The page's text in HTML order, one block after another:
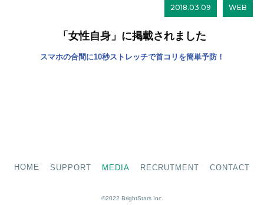
2018.03.09 WEB
「女性自身」に掲載されました
スマホの合間に10秒ストレッチで首コリを簡単予防！
HOME SUPPORT MEDIA RECRUTMENT CONTACT
©2022 BrightStars Inc.